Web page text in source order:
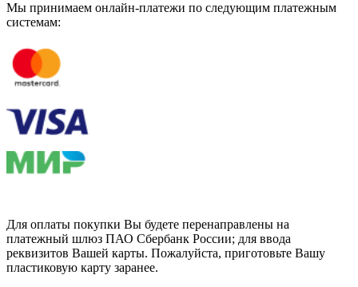
Мы принимаем онлайн-платежи по cледующим платежным
системам:
Для оплаты покупки Вы будете перенаправлены на
платежный шлюз ПАО Сбербанк России; для ввода
реквизитов Вашей карты. Пожалуйста, приготовьте Вашу
пластиковую карту заранее.